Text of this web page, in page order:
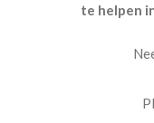
te helpen